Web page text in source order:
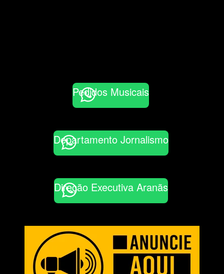
Pedidos Musicais
Departamento Jornalismo
Direção Executiva Aranãs